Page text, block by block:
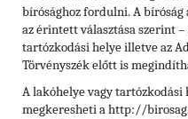
bírósághoz fordulni. A bíróság
az érintett választása szerint
tartózkodási helye illetve az
Törvényszék előtt is
A lakóhelye vagy
megkeresheti a http://